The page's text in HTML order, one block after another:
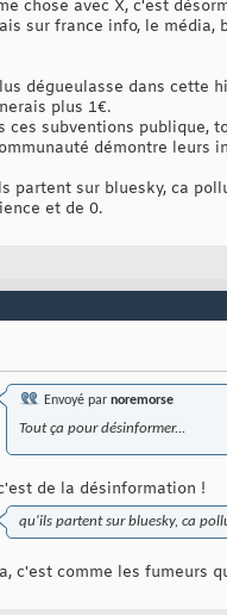
chose avec X, c'est
sur france info, le média,
dégueulasse dans cette
plus 1€.
ces subventions publique,
démontre leurs
partent sur bluesky, ca
et de 0.
Envoyé par noremorse
Tout ça pour désinformer...
de la désinformation !
qu'ils partent sur bluesky, ca
c'est comme les fumeurs